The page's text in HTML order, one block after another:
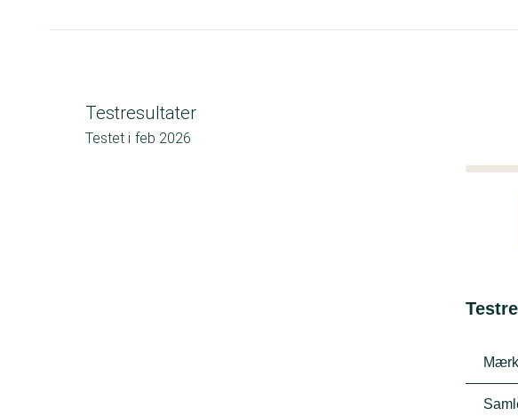
Testresultater
Testet i feb 2026